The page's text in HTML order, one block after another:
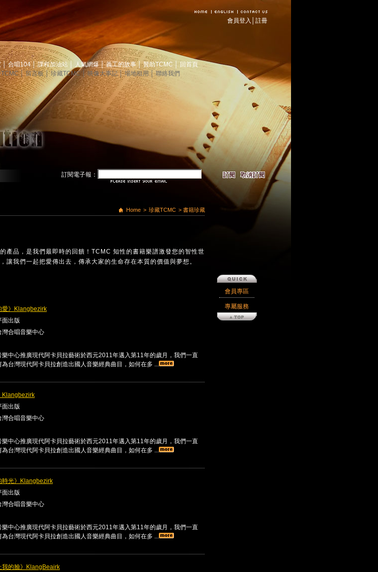
註冊
會員登入
│ 合唱104│ 課程加油站 人氣網爆│ 義工的故事 │ 贊助TCMC │ 回首頁
TCMC│ 留言板│ 珍藏TCMC│ 映像大事記│ 場地租用│ 聯絡我們
訂閱電子報：
Home > 珍藏TCMC > 書籍珍藏
的產品，是我們最即時的回饋！TCMC 知性的書籍樂譜激發您的智性世
讓我們一起把愛傳出去，傳承大家的生命存在本質的價值與夢想。
愛》Klangbezirk
出版
灣合唱音樂中心
樂中心推廣現代阿卡貝拉藝術於西元2011年邁入第11年的歲月，我們一直
為台灣現代阿卡貝拉創造出國人音樂經典曲目，如何在多 ...
Klangbezirk
出版
灣合唱音樂中心
樂中心推廣現代阿卡貝拉藝術於西元2011年邁入第11年的歲月，我們一直
為台灣現代阿卡貝拉創造出國人音樂經典曲目，如何在多 ...
時光》Klangbezirk
出版
灣合唱音樂中心
樂中心推廣現代阿卡貝拉藝術於西元2011年邁入第11年的歲月，我們一直
為台灣現代阿卡貝拉創造出國人音樂經典曲目，如何在多 ...
我的臉》KlangBeairk
會員專區
專屬服務